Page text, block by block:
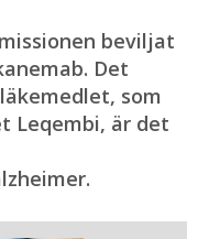
beviljat
Det
som
Leqembi, är det